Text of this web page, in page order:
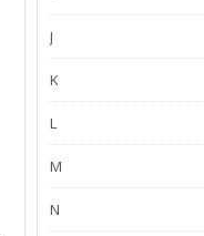
J
K
L
M
N